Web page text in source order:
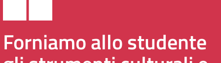
Forniamo allo studente